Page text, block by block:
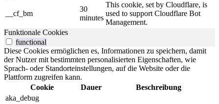
__cf_bm
30
minutes
This cookie, set by Cloudflare, is
used to support Cloudflare Bot
Management.
Funktionale Cookies
functional
Diese Cookies ermöglichen es, Informationen zu speichern, damit
der Nutzer mit bestimmten personalisierten Eigenschaften, wie
Sprach- oder Standorteinstellungen, auf die Website oder die
Plattform zugreifen kann.
Cookie
Dauer
Beschreibung
aka_debug